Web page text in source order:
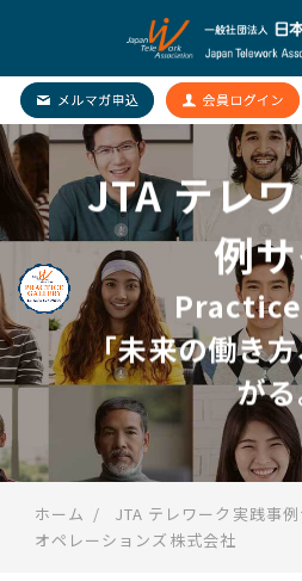
JTA テレ
例
「未来の働き
が
ホーム JTA テレワーク実践事例
オペレーションズ株式会社